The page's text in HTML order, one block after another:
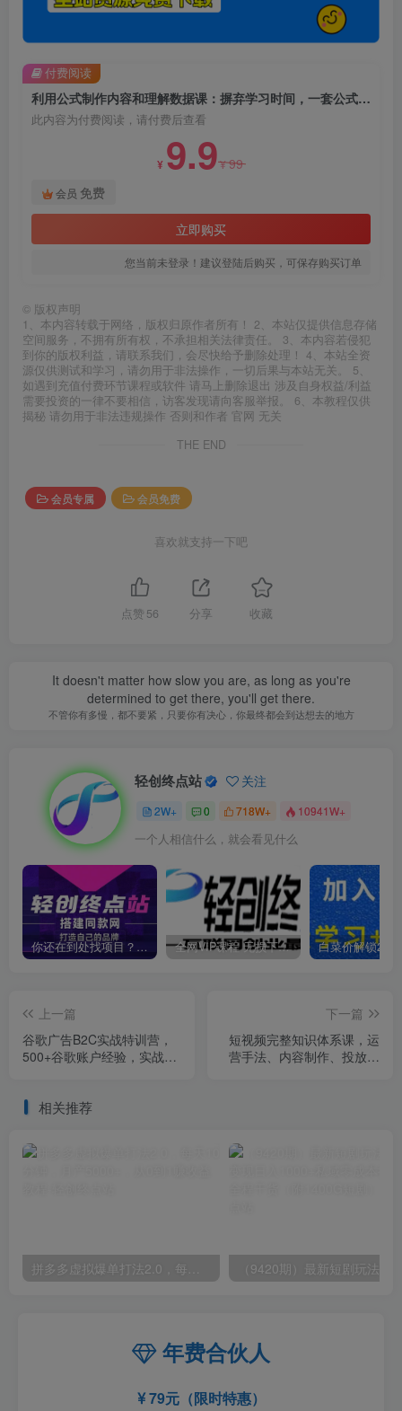
利用公式制作内容和理解数据课：摒弃学习时间，一套公式解决一个问题（31节）
此内容为付费阅读，请付费后查看
¥ 9.9¥99
会员 免费
立即购买
您当前未登录！建议登陆后购买，可保存购买订单
付费阅读
© 版权声明
1、本内容转载于网络，版权归原作者所有！ 2、本站仅提供信息存储
空间服务，不拥有所有权，不承担相关法律责任。 3、本内容若侵犯
到你的版权利益，请联系我们，会尽快给予删除处理！ 4、本站全资
源仅供测试和学习，请勿用于非法操作，一切后果与本站无关。 5、
如遇到充值付费环节课程或软件 请马上删除退出 涉及自身权益/利益
需要投资的一律不要相信，访客发现请向客服举报。 6、本教程仅供
揭秘 请勿用于非法违规操作 否则和作者 官网 无关
THE END
会员专属 会员免费
喜欢就支持一下吧
点赞 56 分享 收藏
It doesn't matter how slow you are, as long as you're
determined to get there, you'll get there.
不管你有多慢，都不要紧，只要你有决心，你最终都会到达想去的地方
轻创终点站 关注
2W+ 0 718W+ 10941W+
一个人相信什么，就会看见什么
你还在到处找项目？还在当韭菜？我靠卖项目一个月收入5万+，曾经我也是个失败者。 全网VIP课程 无损下载~
上一篇
谷歌广告B2C实战特训营，
500+谷歌账户经验，实战演
下一篇
短视频完整知识体系课，运
营手法、内容制作、投放技
相关推荐
拼多多虚拟爆单打法2.0，每天10分钟，月产5000+，从0到1赚收益教程
年费合伙人
79元（限时特惠）